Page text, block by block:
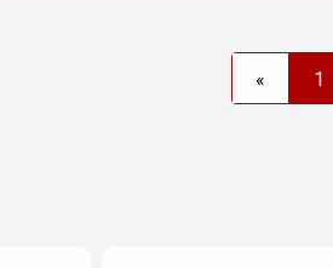
transporte, você terá
ao seu alcance. Não
« 1